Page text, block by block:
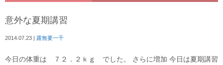
意外な夏期講習
2014.07.23 | 露無要一千
今日の体重は ７２．２ｋｇ でした。 さらに増加 今日は夏期講習